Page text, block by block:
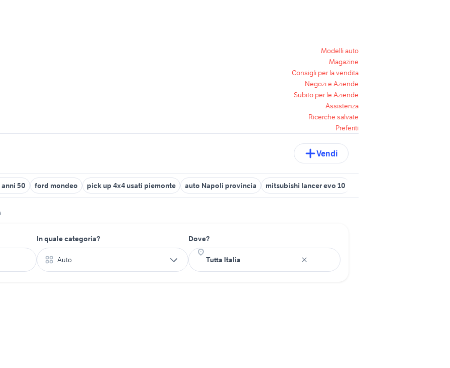
Modelli auto
Magazine
Consigli per la vendita
Negozi e Aziende
Subito per le Aziende
Assistenza
Ricerche salvate
Preferiti
Vendi
50 ford mondeo pick up 4x4 usati piemonte auto Napoli provincia mitsubishi lancer evo 10
In quale categoria?
Auto
Dove?